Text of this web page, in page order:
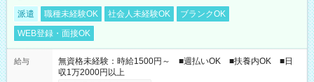
派遣 職種未経験OK 社会人未経験OK
ブランクOK
WEB登録・面接OK
給与
無資格未経験：時給1500円～ ■週払いOK ■扶養内OK ■日
収1万2000円以上